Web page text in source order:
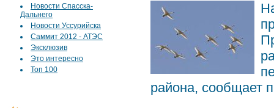
Новости Спасска-
Дальнего
Новости Уссурийска
Саммит 2012 - АТЭС
Эксклюзив
Это интересно
Топ 100
района, сообщает